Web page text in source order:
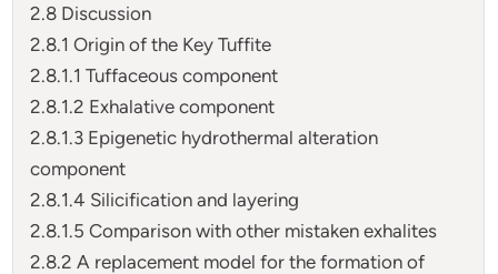
2.8 Discussion
2.8.1 Origin of the Key Tuffite
2.8.1.1 Tuffaceous component
2.8.1.2 Exhalative component
2.8.1.3 Epigenetic hydrothermal alteration
component
2.8.1.4 Silicification and layering
2.8.1.5 Comparison with other mistaken exhalites
2.8.2 A replacement model for the formation of